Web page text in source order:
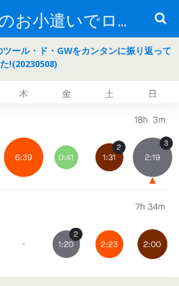
月30,000円のお小遣いでロードバイク
ール・ド・GWをカンタンに振り返って
!(20230508)